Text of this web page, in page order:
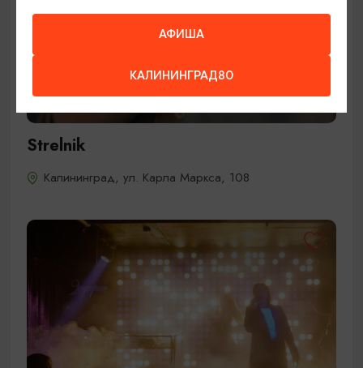
Strelnik
Калининград, ул. Карла Маркса, 108
АФИША
КАЛИНИНГРАД80